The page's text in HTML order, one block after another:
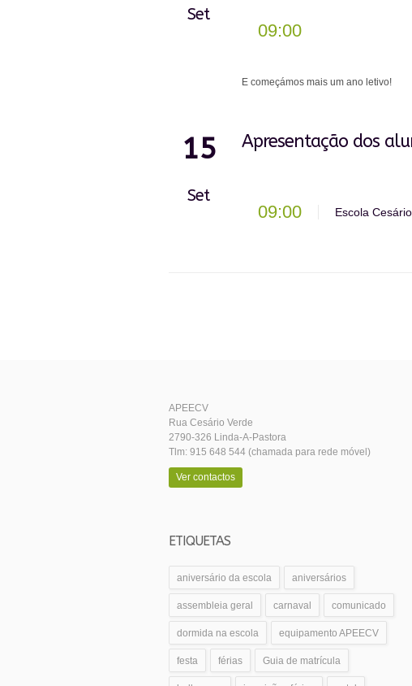
Set
09:00
E começámos mais um ano letivo!
15
Set
Apresentação dos
09:00 Escola
APEECV
Rua Cesário Verde
2790-326 Linda-A-Pastora
Tlm: 915 648 544 (chamada para rede móvel)
Ver contactos
ETIQUETAS
aniversário da escola aniversários
assembleia geral carnaval comunicado
dormida na escola equipamento APEECV
festa férias Guia de matrícula